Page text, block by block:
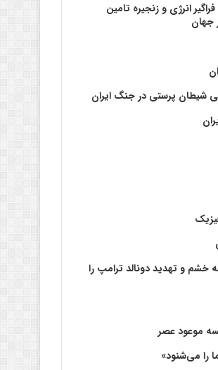
انرژی و زنجیره تامین
جهان
پرستی در جنگ ایران
خشم و تهدید دونالد ترامپ را
موعود عصر
را می‌شنود»